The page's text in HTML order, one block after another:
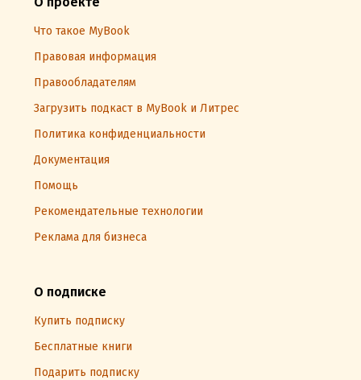
Что такое MyBook
Правовая информация
Правообладателям
Загрузить подкаст в MyBook и Литрес
Политика конфиденциальности
Документация
Помощь
Рекомендательные технологии
Реклама для бизнеса
О подписке
Купить подписку
Бесплатные книги
Подарить подписку